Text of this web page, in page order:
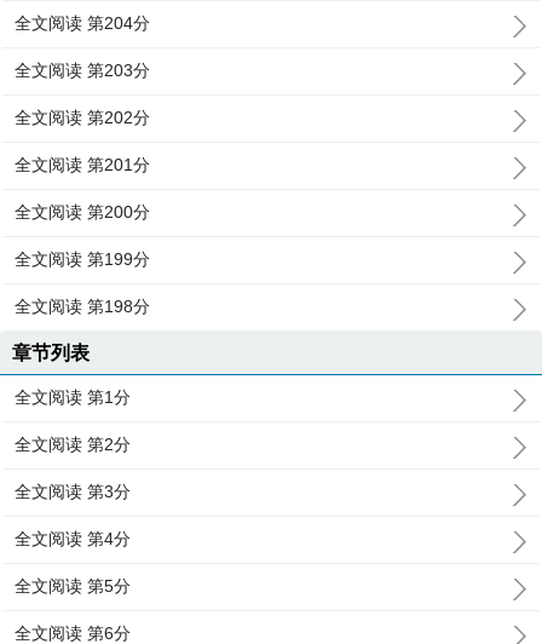
全文阅读 第204分
全文阅读 第203分
全文阅读 第202分
全文阅读 第201分
全文阅读 第200分
全文阅读 第199分
全文阅读 第198分
章节列表
全文阅读 第1分
全文阅读 第2分
全文阅读 第3分
全文阅读 第4分
全文阅读 第5分
全文阅读 第6分